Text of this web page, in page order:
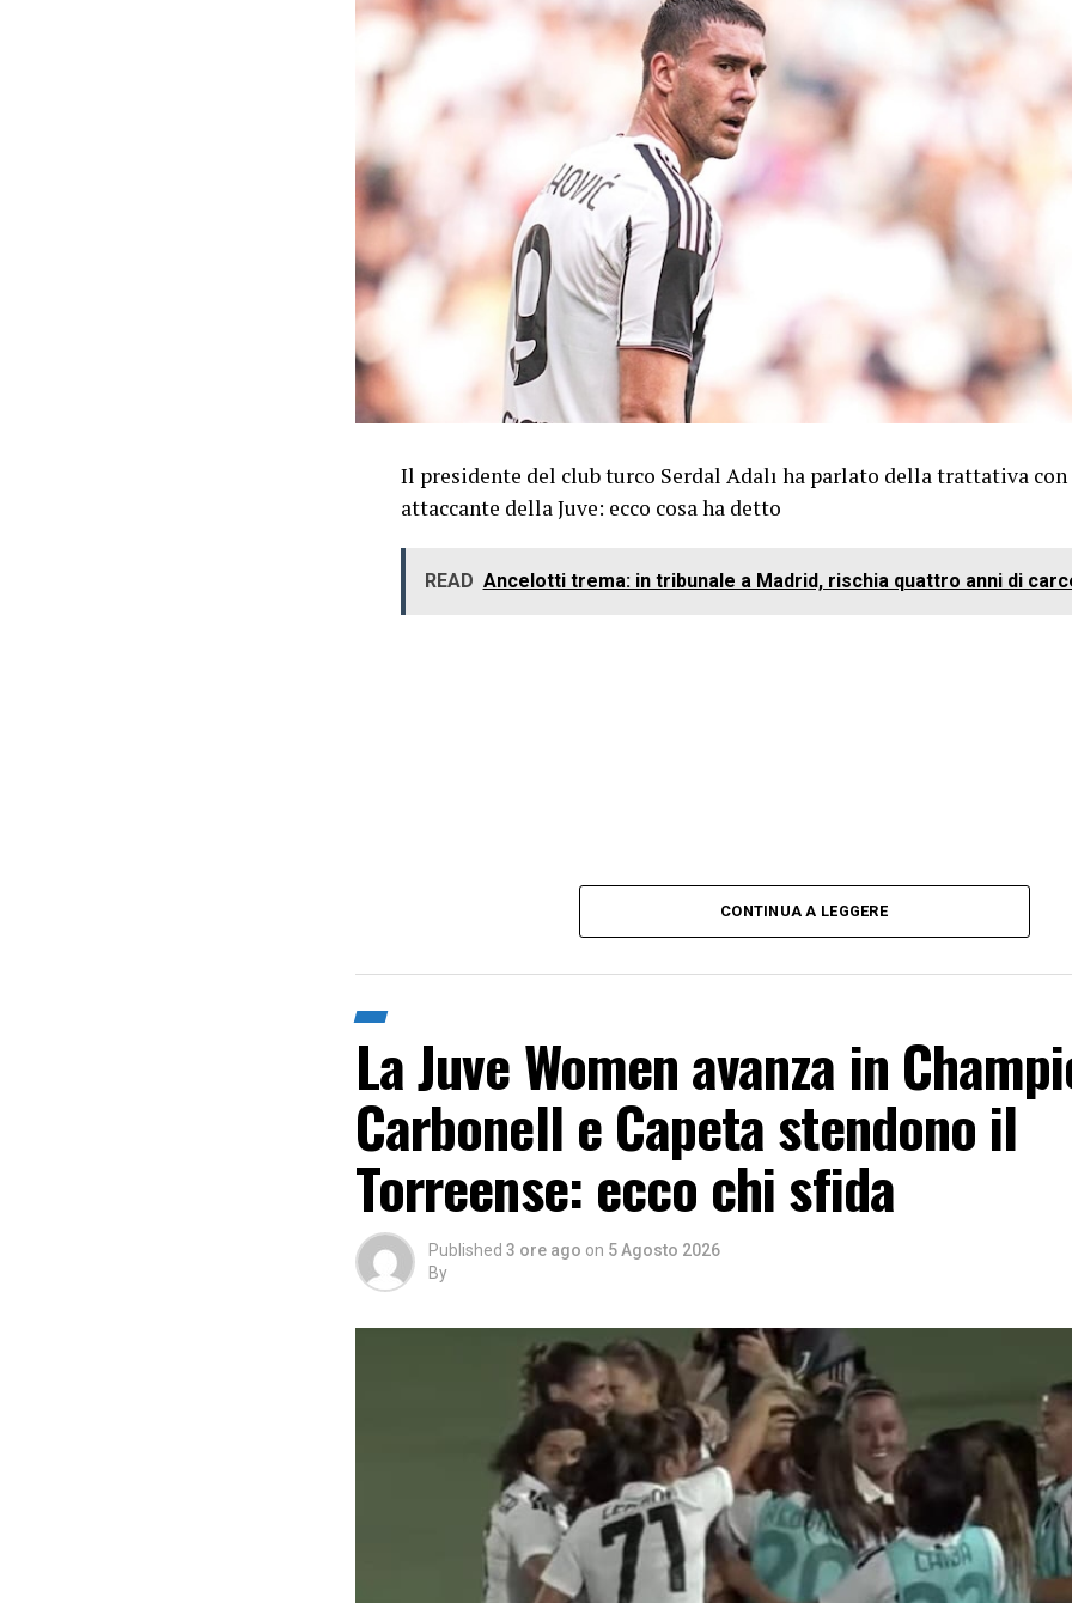
Il presidente del club turco Serdal Adalı ha parlato della trattativa con
attaccante della Juve: ecco cosa ha detto
READ Ancelotti trema: in tribunale a Madrid, rischia quattro anni di
CONTINUA A LEGGERE
La Juve Women avanza in
Carbonell e Capeta stendono il
Torreense: ecco chi sfida
Published 3 ore ago on 5 Agosto 2026
By